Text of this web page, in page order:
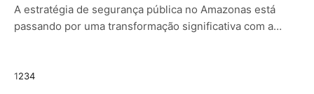
A estratégia de segurança pública no Amazonas está
passando por uma transformação significativa com a…
1234Next